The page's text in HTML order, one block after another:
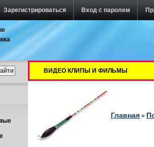
Зарегистрироваться Вход с паролем
ВИДЕО КЛИПЫ И ФИЛЬМЫ
Главная »